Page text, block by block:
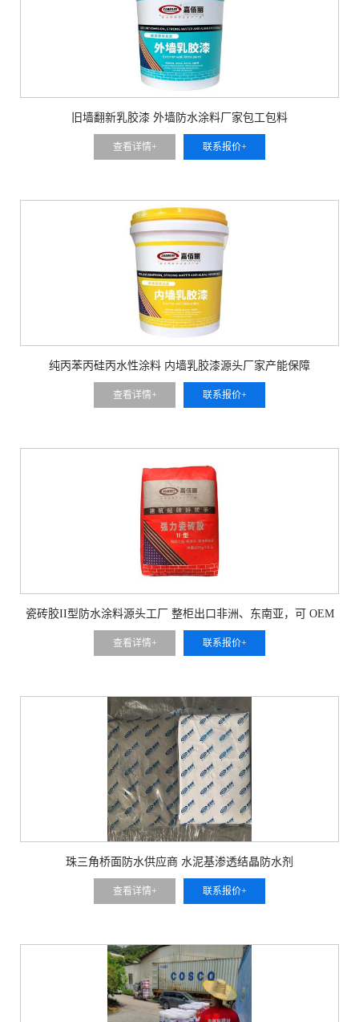
旧墙翻新乳胶漆 外墙防水涂料厂家包工包料
查看详情+ 联系报价+
纯丙苯丙硅丙水性涂料 内墙乳胶漆源头厂家产能保障
查看详情+ 联系报价+
瓷砖胶II型防水涂料源头工厂 整柜出口非洲、东南亚，可 OEM
查看详情+ 联系报价+
珠三角桥面防水供应商 水泥基渗透结晶防水剂
查看详情+ 联系报价+